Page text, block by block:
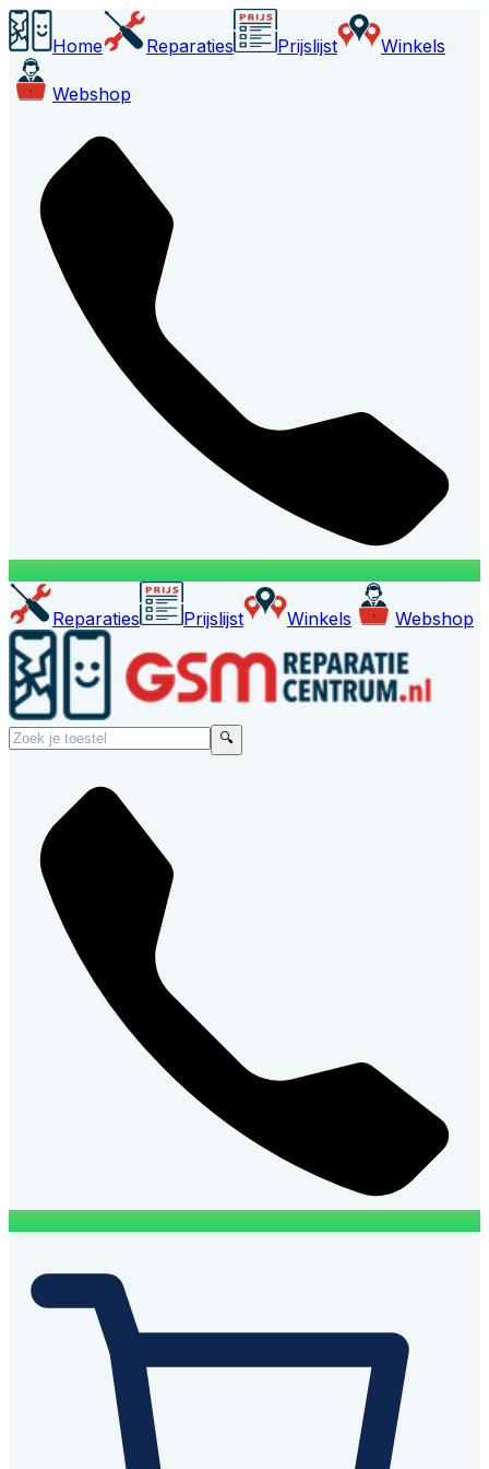
Home Reparaties Prijslijst Winkels
Webshop
Reparaties Prijslijst Winkels Webshop
🔍